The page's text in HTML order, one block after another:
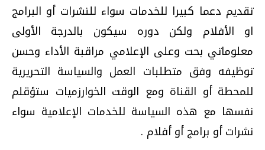
تقديم دعما كبيرا للخدمات سواء للنشرات أو البرامج
او الأفلام ولكن دوره سيكون بالدرجة الأولى
معلوماتي بحت وعلى الإعلامي مراقبة الأداء وحسن
توظيفه وفق متطلبات العمل والسياسة التحريرية
للمحطة أو القناة ومع الوقت الخوارزميات ستؤقلم
نفسها مع هذه السياسة للخدمات الإعلامية سواء
نشرات أو برامج أو أفلام .